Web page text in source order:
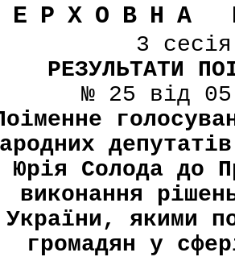
3
РЕЗУЛЬТАТИ
№ 25 від
Юрія Солода до
виконання
України, якими
громадян у